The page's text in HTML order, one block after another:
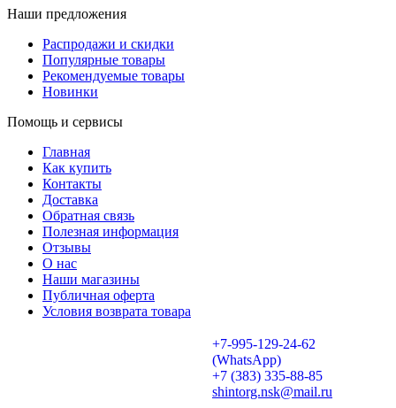
Наши предложения
Распродажи и скидки
Популярные товары
Рекомендуемые товары
Новинки
Помощь и сервисы
Главная
Как купить
Контакты
Доставка
Обратная связь
Полезная информация
Отзывы
О нас
Наши магазины
Публичная оферта
Условия возврата товара
+7-995-129-24-62
(WhatsApp)
+7 (383) 335-88-85
shintorg.nsk@mail.ru